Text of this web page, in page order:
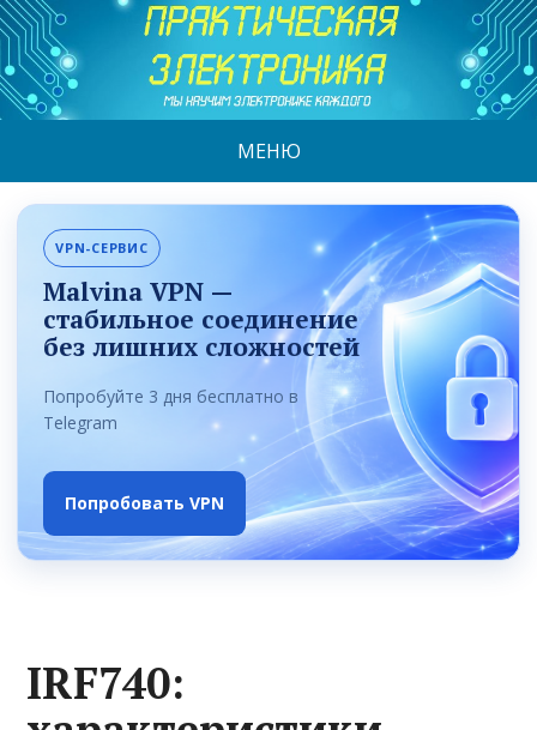
МЕНЮ
VPN-СЕРВИС
Malvina VPN —
стабильное соединение
без лишних сложностей
Попробуйте 3 дня бесплатно в
Telegram
Попробовать VPN
IRF740: